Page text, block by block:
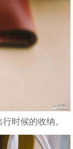
时候的收纳。